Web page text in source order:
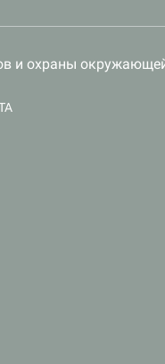
и охраны